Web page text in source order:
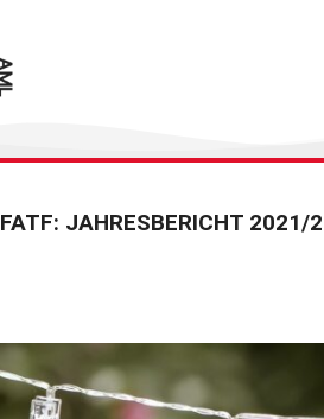
FATF: JAHRESBERICHT 2021/